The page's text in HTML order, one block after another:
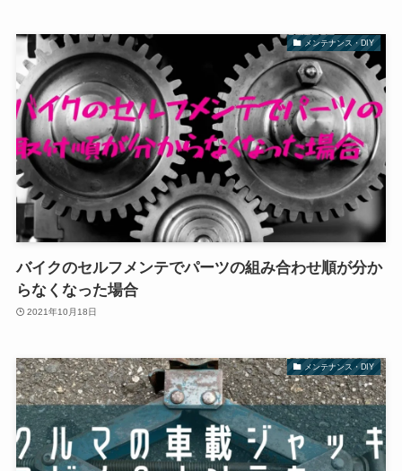
メンテナンス・DIY
バイクのセルフメンテでパーツの組み合わせ順が分か
らなくなった場合
2021年10月18日
メンテナンス・DIY